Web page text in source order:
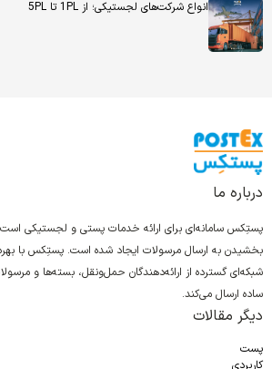
انواع شرکت‌های لجستیکی؛ از 1PL تا 5PL
درباره ما
پستِکس سامانه‌ای برای ارائه خدمات پستی و لجستیکی
بخشیدن به ارسال مرسولات ایجاد شده است. پستِکس با
شبکه‌ای گسترده از ارائه‌دهندگان حمل‌ونقل، بسته‌ها و
ساده ارسال می‌کند.
دیگر مقالات
پست
کاربردی